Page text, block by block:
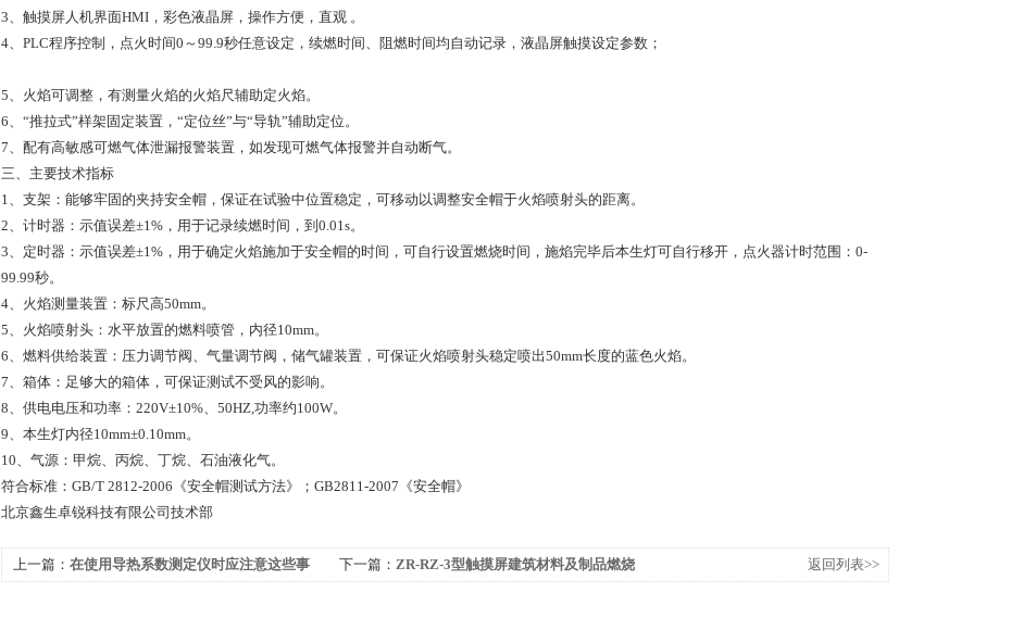
3、触摸屏人机界面HMI，彩色液晶屏，操作方便，直观 。
4、PLC程序控制，点火时间0～99.9秒任意设定，续燃时间、阻燃时间均自动记录，液晶屏触摸设定参数；
5、火焰可调整，有测量火焰的火焰尺辅助定火焰。
6、“推拉式”样架固定装置，“定位丝”与“导轨”辅助定位。
7、配有高敏感可燃气体泄漏报警装置，如发现可燃气体报警并自动断气。
三、主要技术指标
1、支架：能够牢固的夹持安全帽，保证在试验中位置稳定，可移动以调整安全帽于火焰喷射头的距离。
2、计时器：示值误差±1%，用于记录续燃时间，到0.01s。
3、定时器：示值误差±1%，用于确定火焰施加于安全帽的时间，可自行设置燃烧时间，施焰完毕后本生灯可自行移开，点火器计时范围：0-
99.99秒。
4、火焰测量装置：标尺高50mm。
5、火焰喷射头：水平放置的燃料喷管，内径10mm。
6、燃料供给装置：压力调节阀、气量调节阀，储气罐装置，可保证火焰喷射头稳定喷出50mm长度的蓝色火焰。
7、箱体：足够大的箱体，可保证测试不受风的影响。
8、供电电压和功率：220V±10%、50HZ,功率约100W。
9、本生灯内径10mm±0.10mm。
10、气源：甲烷、丙烷、丁烷、石油液化气。
符合标准：GB/T 2812-2006《安全帽测试方法》；GB2811-2007《安全帽》
北京鑫生卓锐科技有限公司技术部
上一篇： 在使用导热系数测定仪时应注意这些事
下一篇： ZR-RZ-3型触摸屏建筑材料及制品燃烧
返回列表>>